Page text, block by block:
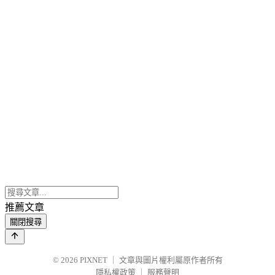
推薦文章
關閉搜尋
© 2026 PIXNET
文章與圖片權利屬原作者所有
隱私權政策
服務聲明